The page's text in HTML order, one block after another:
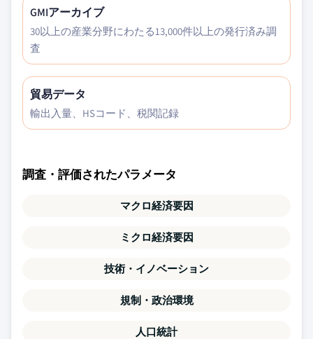
GMIアーカイブ
30以上の産業分野にわたる13,000件以上の発行済み調
査
貿易データ
輸出入量、HSコード、税関記録
調査・評価されたパラメータ
マクロ経済要因
ミクロ経済要因
技術・イノベーション
規制・政治環境
人口統計